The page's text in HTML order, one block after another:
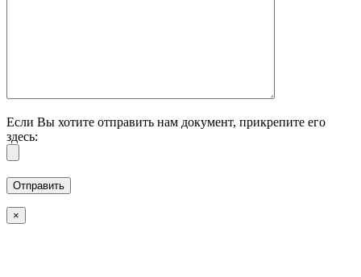
Если Вы хотите отправить нам документ, прикрепите его
здесь:
×